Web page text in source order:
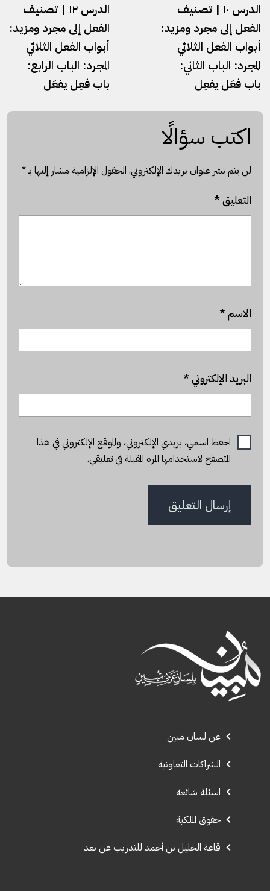
الدرس ١٠ | تصنيف
الفعل إلى مجرد ومزيد:
أبواب الفعل الثلاثي
المجرد: الباب الثاني:
باب فعَل يفعِل
الدرس ١٢ | تصنيف
الفعل إلى مجرد ومزيد:
أبواب الفعل الثلاثي
المجرد: الباب الرابع:
باب فعِل يفعَل
اكتب سؤالًا
لن يتم نشر عنوان بريدك الإلكتروني. الحقول الإلزامية مشار إليها بـ*
التعليق*
الاسم*
البريد الإلكتروني*
احفظ اسمي، بريدي الإلكتروني، والموقع الإلكتروني في هذا
المتصفح لاستخدامها المرة المقبلة في تعليقي.
عن لسان مبين
الشراكات التعاونية
اسئلة شائعة
حقوق الملكية
قاعة الخليل بن أحمد للتدريب عن بعد